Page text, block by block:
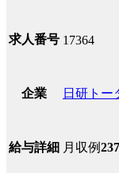
求人番号 17364
企業 日研トー
給与詳細 月収例